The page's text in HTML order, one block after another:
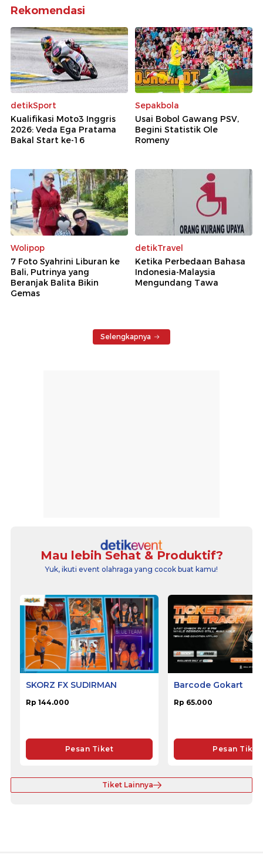
Rekomendasi
detikSport
Kualifikasi Moto3 Inggris
2026: Veda Ega Pratama
Bakal Start ke-16
Sepakbola
Usai Bobol Gawang PSV,
Begini Statistik Ole
Romeny
Wolipop
7 Foto Syahrini Liburan ke
Bali, Putrinya yang
Beranjak Balita Bikin
Gemas
detikTravel
Ketika Perbedaan Bahasa
Indonesia-Malaysia
Mengundang Tawa
Selengkapnya
Mau lebih Sehat & Produktif?
Yuk, ikuti event olahraga yang cocok buat kamu!
SKORZ FX SUDIRMAN
Rp 144.000
Pesan Tiket
Barcode Gokart
Rp 65.000
Pesan Tiket
Tiket Lainnya